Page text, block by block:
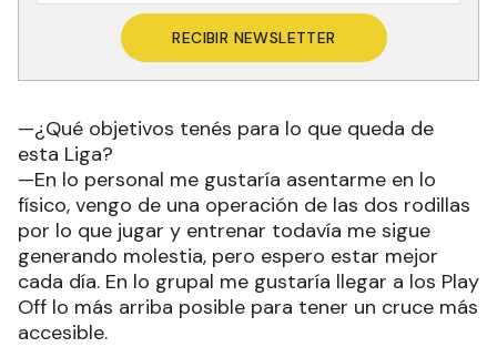
RECIBIR NEWSLETTER
—¿Qué objetivos tenés para lo que queda de
esta Liga?
—En lo personal me gustaría asentarme en lo
físico, vengo de una operación de las dos rodillas
por lo que jugar y entrenar todavía me sigue
generando molestia, pero espero estar mejor
cada día. En lo grupal me gustaría llegar a los Play
Off lo más arriba posible para tener un cruce más
accesible.